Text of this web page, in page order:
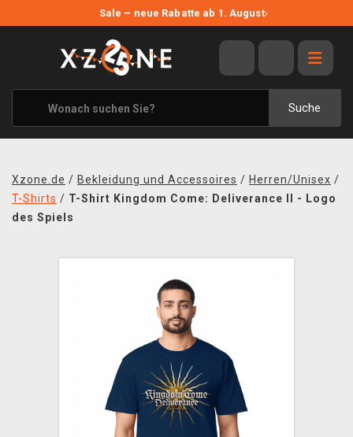
Sale – neue Rabatte ab 1. August›
Suche
ANGEBOTE
ALLE MARKEN
XZONE ORIGINALS
KLEIDUNG & ACCESSOIRES
BÜCHER & COMICS
Xzone.de / Bekleidung und Accessoires / Herren/Unisex /
T-Shirts / T-Shirt Kingdom Come: Deliverance II - Logo
des Spiels